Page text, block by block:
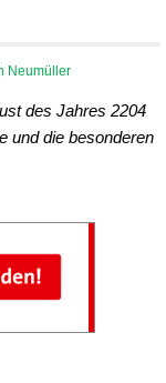
Neumüller
des Jahres 2204
und die besonderen